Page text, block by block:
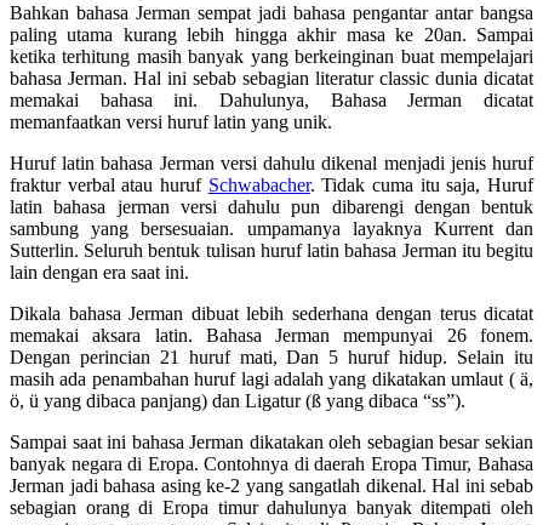
Bahkan bahasa Jerman sempat jadi bahasa pengantar antar bangsa
paling utama kurang lebih hingga akhir masa ke 20an. Sampai
ketika terhitung masih banyak yang berkeinginan buat mempelajari
bahasa Jerman. Hal ini sebab sebagian literatur classic dunia dicatat
memakai bahasa ini. Dahulunya, Bahasa Jerman dicatat
memanfaatkan versi huruf latin yang unik.
Huruf latin bahasa Jerman versi dahulu dikenal menjadi jenis huruf
fraktur verbal atau huruf Schwabacher. Tidak cuma itu saja, Huruf
latin bahasa jerman versi dahulu pun dibarengi dengan bentuk
sambung yang bersesuaian. umpamanya layaknya Kurrent dan
Sutterlin. Seluruh bentuk tulisan huruf latin bahasa Jerman itu begitu
lain dengan era saat ini.
Dikala bahasa Jerman dibuat lebih sederhana dengan terus dicatat
memakai aksara latin. Bahasa Jerman mempunyai 26 fonem.
Dengan perincian 21 huruf mati, Dan 5 huruf hidup. Selain itu
masih ada penambahan huruf lagi adalah yang dikatakan umlaut ( ä,
ö, ü yang dibaca panjang) dan Ligatur (ß yang dibaca “ss”).
Sampai saat ini bahasa Jerman dikatakan oleh sebagian besar sekian
banyak negara di Eropa. Contohnya di daerah Eropa Timur, Bahasa
Jerman jadi bahasa asing ke-2 yang sangatlah dikenal. Hal ini sebab
sebagian orang di Eropa timur dahulunya banyak ditempati oleh